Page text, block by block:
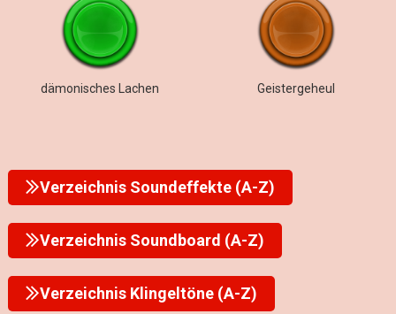
dämonisches Lachen Geistergeheul
Verzeichnis Soundeffekte (A-Z)
Verzeichnis Soundboard (A-Z)
Verzeichnis Klingeltöne (A-Z)